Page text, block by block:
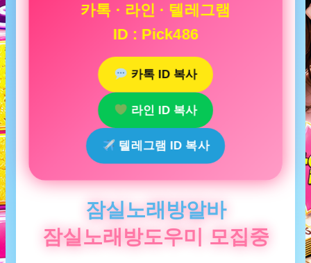
카톡 · 라인 · 텔레그램
ID : Pick486
카톡 ID 복사
라인 ID 복사
텔레그램 ID 복사
잠실노래방알바
잠실노래방도우미 모집중